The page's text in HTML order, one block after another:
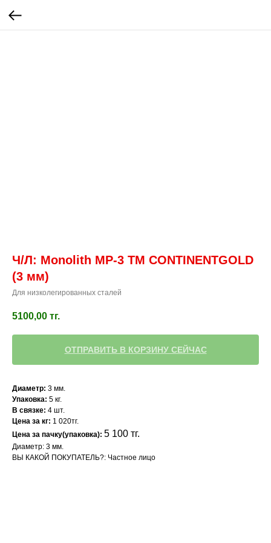
Ч/Л: Monolith МР-3 ТМ CONTINENTGOLD
(3 мм)
Для низколегированных сталей
5100,00 тг.
ОТПРАВИТЬ В КОРЗИНУ СЕЙЧАС
Диаметр: 3 мм.
Упаковка: 5 кг.
В связке: 4 шт.
Цена за кг: 1 020тг.
Цена за пачку(упаковка): 5 100 тг.
Диаметр: 3 мм.
ВЫ КАКОЙ ПОКУПАТЕЛЬ?: Частное лицо